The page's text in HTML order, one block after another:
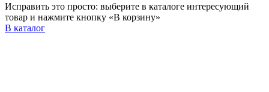
Исправить это просто: выберите в каталоге интересующий
товар и нажмите кнопку «В корзину»
В каталог